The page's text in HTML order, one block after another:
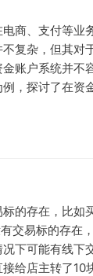
商、支付等业
复杂，但其对
账户系统并不
，探讨了在资
的存在，比如
交易标的存在，
下可能有线下
给店主转了10